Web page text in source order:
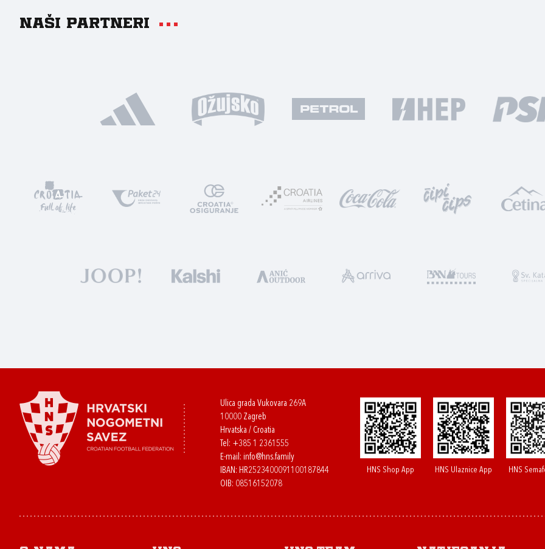
Naši partneri
Ulica grada Vukovara 269A
10000 Zagreb
Hrvatska / Croatia
Tel: +385 1 2361555
E-mail: info@hns.family
IBAN: HR2523400091100187844
OIB: 08516152078
HNS Shop App HNS Ulaznice App HNS